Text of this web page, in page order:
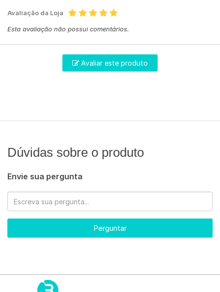
Avaliação da Loja
Esta avaliação não possui comentários.
Avaliar este produto
Dúvidas sobre o produto
Envie sua pergunta
Perguntar